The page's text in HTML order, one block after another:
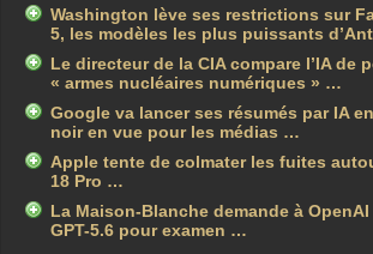
Washington lève ses restrictions sur
5, les modèles les plus puissants
Le directeur de la CIA compare l’IA de
« armes nucléaires numériques » …
Google va lancer ses résumés par IA
noir en vue pour les médias …
Apple tente de colmater les fuites
18 Pro …
La Maison-Blanche demande à
GPT-5.6 pour examen …